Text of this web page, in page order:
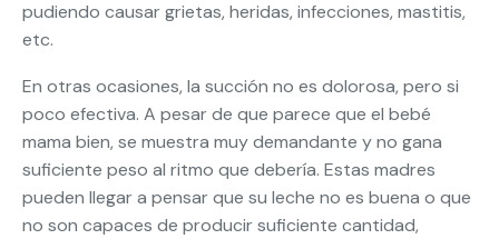
pudiendo causar grietas, heridas, infecciones, mastitis,
etc.
En otras ocasiones, la succión no es dolorosa, pero si
poco efectiva. A pesar de que parece que el bebé
mama bien, se muestra muy demandante y no gana
suficiente peso al ritmo que debería. Estas madres
pueden llegar a pensar que su leche no es buena o que
no son capaces de producir suficiente cantidad,